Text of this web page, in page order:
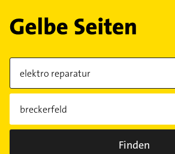
Finden